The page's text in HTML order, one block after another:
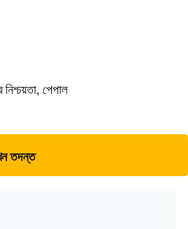
নিশ্চয়তা, পেপাল
তদন্ত